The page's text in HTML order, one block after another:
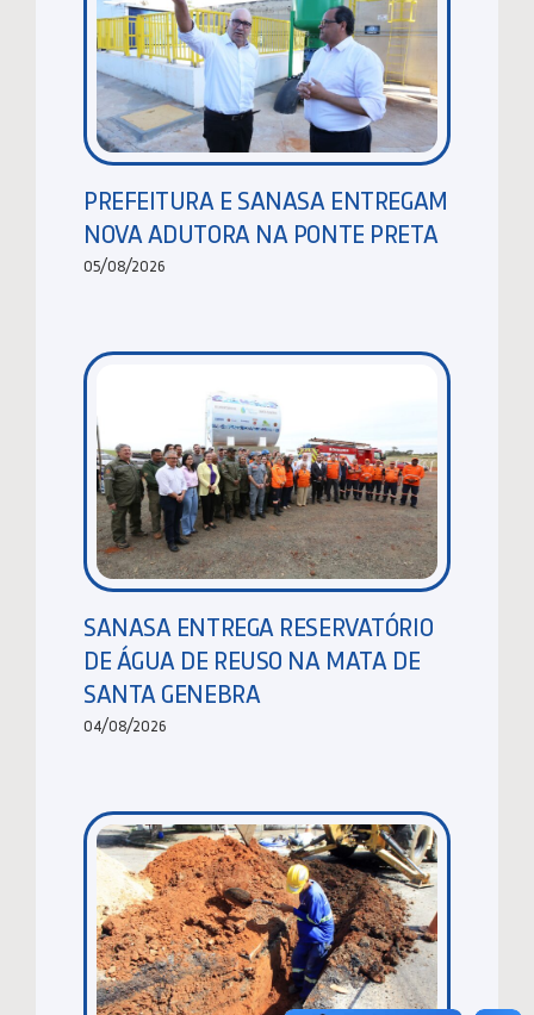
PREFEITURA E SANASA ENTREGAM
NOVA ADUTORA NA PONTE PRETA
05/08/2026
SANASA ENTREGA RESERVATÓRIO
DE ÁGUA DE REUSO NA MATA DE
SANTA GENEBRA
04/08/2026